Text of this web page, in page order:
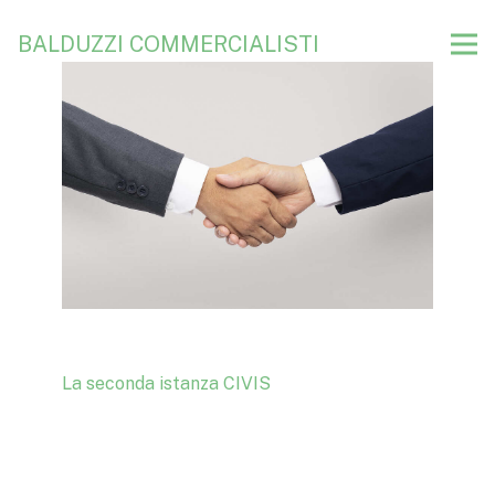
BALDUZZI COMMERCIALISTI
La seconda istanza CIVIS